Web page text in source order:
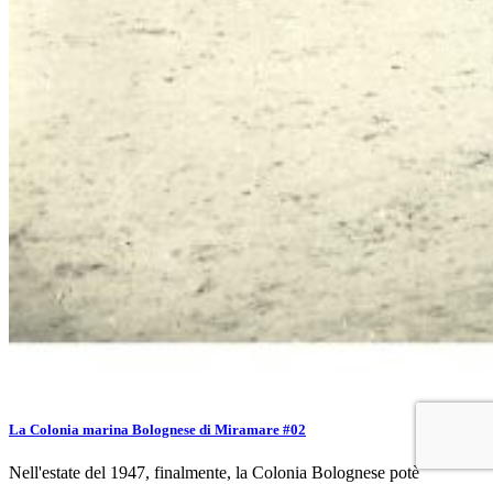
La Colonia marina Bolognese di Miramare #02
Nell'estate del 1947, finalmente, la Colonia Bolognese potè